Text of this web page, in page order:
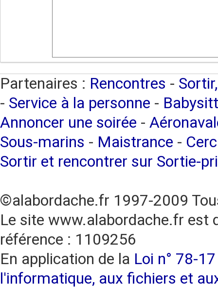
Partenaires : Rencontres -
- Service à la personne -
Annoncer une soirée -
Sous-marins - Maistrance -
Sortir et rencontrer sur Sortie-
©alabordache.fr 1997-2009
Le site www.alabordache.fr est
référence : 1109256
En application de la Loi n° 78-
l'informatique, aux fichiers et